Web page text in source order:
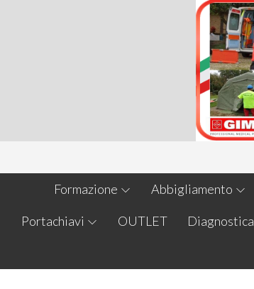
Formazione Abbigliamento
Portachiavi OUTLET Diagnostica